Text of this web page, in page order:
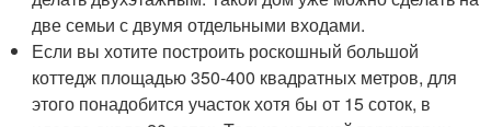
две семьи с двумя отдельными входами.
Если вы хотите построить роскошный большой
коттедж площадью 350-400 квадратных метров, для
этого понадобится участок хотя бы от 15 соток, в